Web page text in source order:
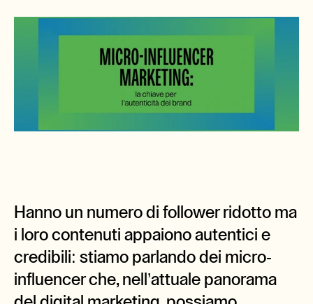
Hanno un numero di follower ridotto ma
i loro contenuti appaiono autentici e
credibili: stiamo parlando dei micro-
influencer che, nell’attuale panorama